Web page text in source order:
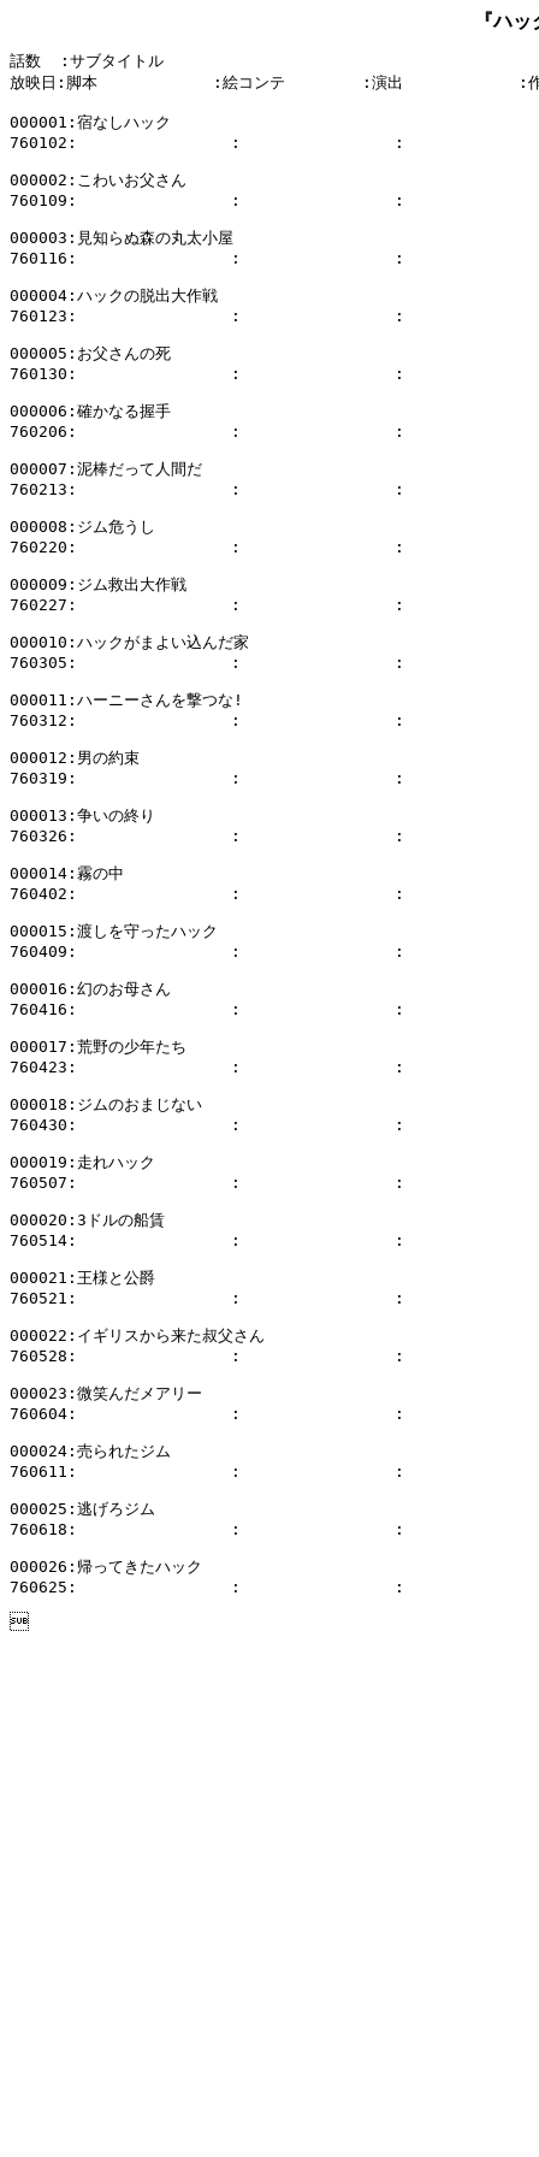
『ハ
話数  :サブタイトル
放映日:脚本            :絵コンテ        :演出            :作
000001:宿なしハック
760102:                :                :
000002:こわいお父さん
760109:                :                :
000003:見知らぬ森の丸太小屋
760116:                :                :
000004:ハックの脱出大作戦
760123:                :                :
000005:お父さんの死
760130:                :                :
000006:確かなる握手
760206:                :                :
000007:泥棒だって人間だ
760213:                :                :
000008:ジム危うし
760220:                :                :
000009:ジム救出大作戦
760227:                :                :
000010:ハックがまよい込んだ家
760305:                :                :
000011:ハーニーさんを撃つな!
760312:                :                :
000012:男の約束
760319:                :                :
000013:争いの終り
760326:                :                :
000014:霧の中
760402:                :                :
000015:渡しを守ったハック
760409:                :                :
000016:幻のお母さん
760416:                :                :
000017:荒野の少年たち
760423:                :                :
000018:ジムのおまじない
760430:                :                :
000019:走れハック
760507:                :                :
000020:3ドルの船賃
760514:                :                :
000021:王様と公爵
760521:                :                :
000022:イギリスから来た叔父さん
760528:                :                :
000023:微笑んだメアリー
760604:                :                :
000024:売られたジム
760611:                :                :
000025:逃げろジム
760618:                :                :
000026:帰ってきたハック
